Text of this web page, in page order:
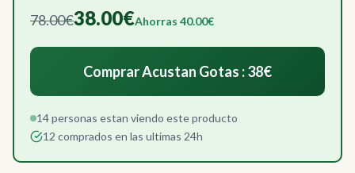
78.00€38.00€Ahorras 40.00€
Comprar Acustan Gotas : 38€
14 personas estan viendo este producto
12 comprados en las ultimas 24h